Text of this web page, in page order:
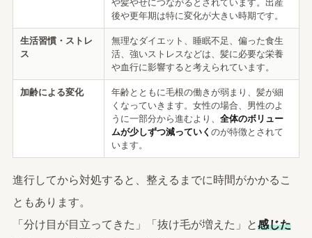
や髪やせにつながるとされています。出産
後や更年期は特に変化が大きい時期です。
生活習慣・ストレ
ス
無理なダイエット、睡眠不足、偏った食生
活、強いストレスなどは、髪に必要な栄養
や血行に影響すると考えられています。
加齢による変化
年齢とともに毛根の働きが弱まり、髪が細
くなっていきます。女性の場合、男性のよ
うに一部分から進むより、 全体のボリュー
ムが少しずつ減っていく のが特徴とされて
います。
進行してから対処すると、整えるまでに時間がかかるこ
ともあります。
「分け目が目立ってきた」「抜け毛が増えた」と感じた